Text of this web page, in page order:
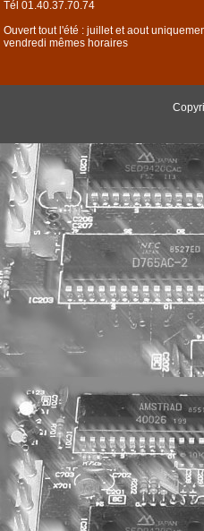
Tél 01.40.37.70.74
Ouvert tout l'été : juillet et aout
vendredi mêmes horaires